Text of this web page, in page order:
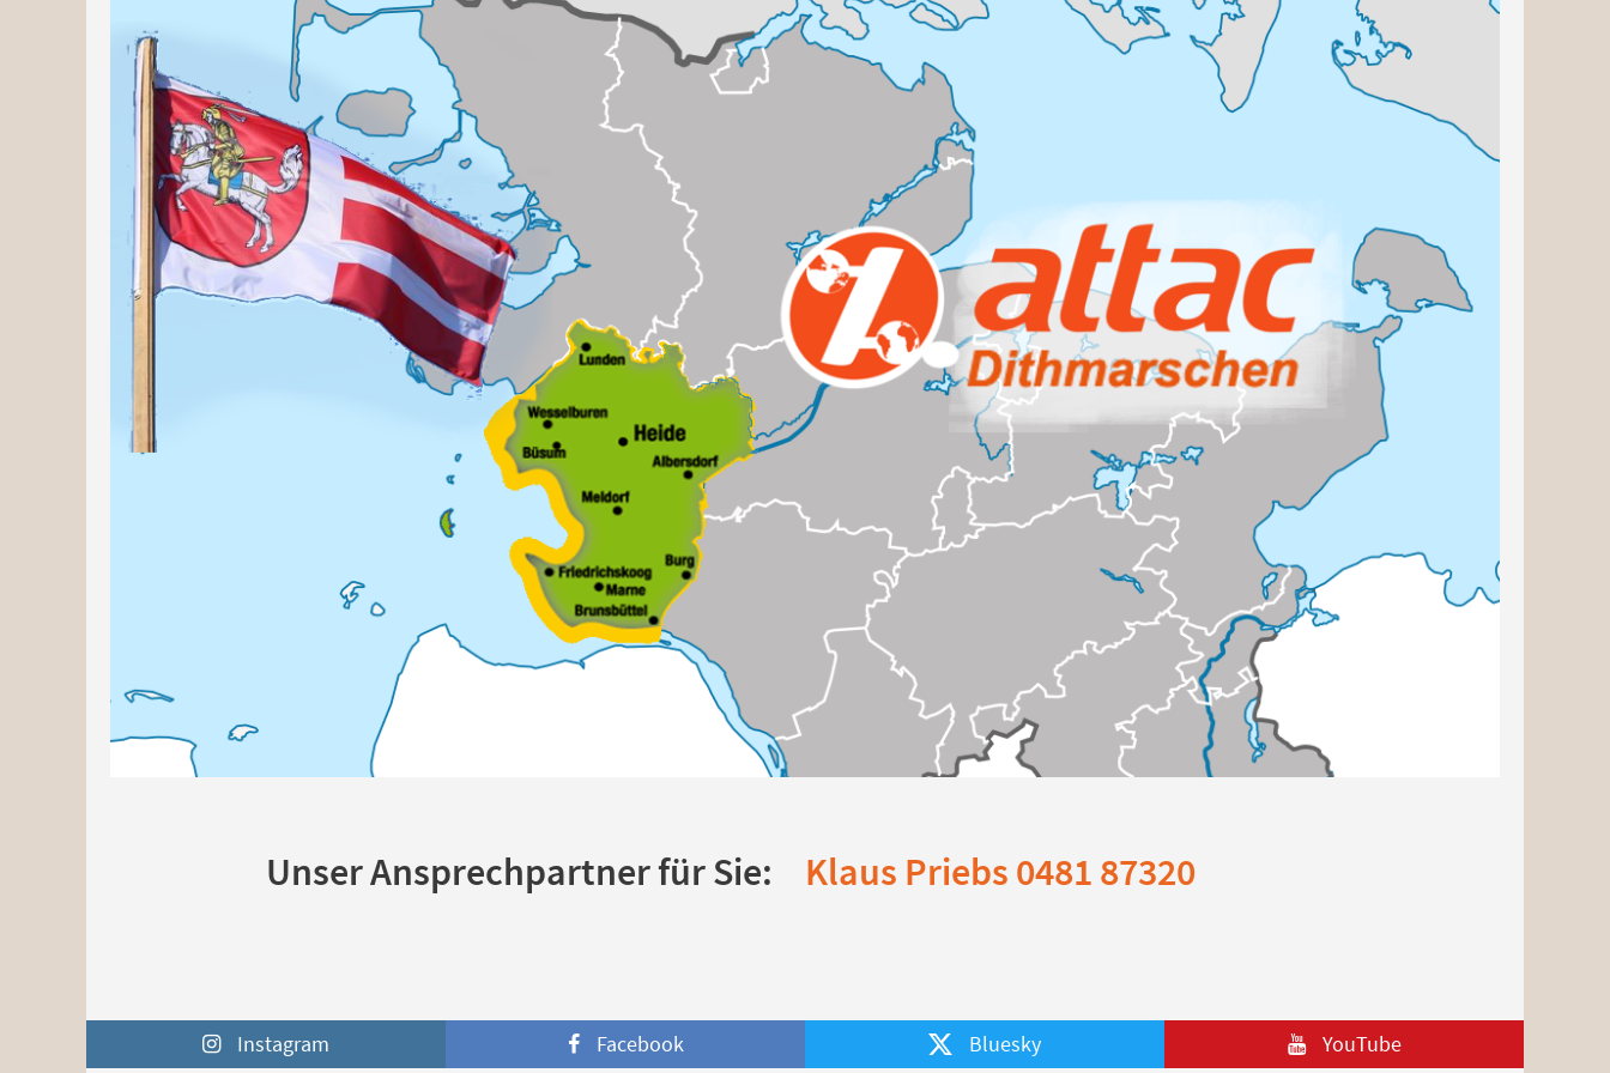
Unser Ansprechpartner für Sie: Klaus Priebs 0481 87320
Instagram Facebook Bluesky YouTube